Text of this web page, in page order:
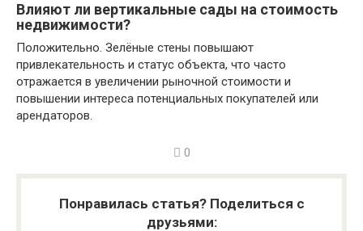
Влияют ли вертикальные сады на стоимость
недвижимости?
Положительно. Зелёные стены повышают
привлекательность и статус объекта, что часто
отражается в увеличении рыночной стоимости и
повышении интереса потенциальных покупателей или
арендаторов.
0
Понравилась статья? Поделиться с
друзьями: